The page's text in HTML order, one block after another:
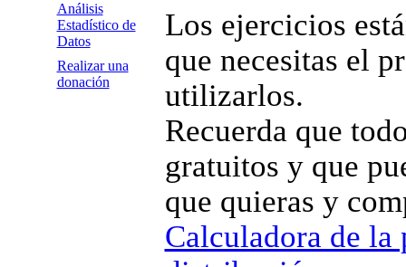
Análisis
Estadístico de
Datos
Realizar una
donación
Los ejercicios
que necesitas el
utilizarlos.
Recuerda que
gratuitos y que
que quieras y
Calculadora de